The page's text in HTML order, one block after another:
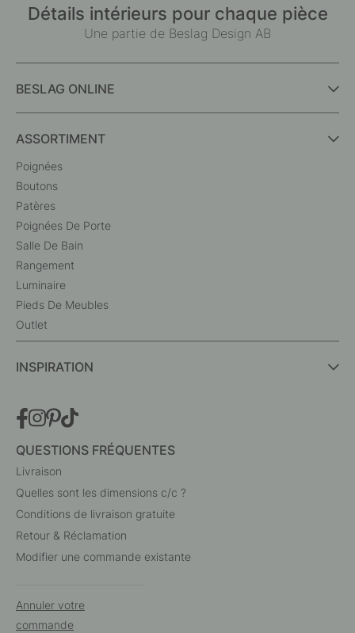
Détails intérieurs pour chaque pièce
Une partie de Beslag Design AB
BESLAG ONLINE
ASSORTIMENT
Poignées
Boutons
Patères
Poignées De Porte
Salle De Bain
Rangement
Luminaire
Pieds De Meubles
Outlet
INSPIRATION
QUESTIONS FRÉQUENTES
Livraison
Quelles sont les dimensions c/c ?
Conditions de livraison gratuite
Retour & Réclamation
Modifier une commande existante
Annuler votre
commande